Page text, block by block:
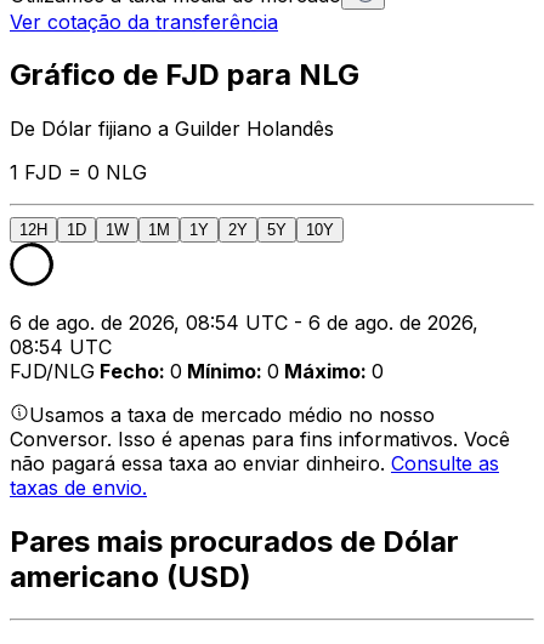
Ver cotação da transferência
Gráfico de FJD para NLG
De Dólar fijiano a Guilder Holandês
1 FJD = 0 NLG
12H 1D 1W 1M 1Y 2Y 5Y 10Y
6 de ago. de 2026, 08:54 UTC - 6 de ago. de 2026,
08:54 UTC
FJD/NLG Fecho: 0 Mínimo: 0 Máximo: 0
Usamos a taxa de mercado médio no nosso
Conversor. Isso é apenas para fins informativos. Você
não pagará essa taxa ao enviar dinheiro. Consulte as
taxas de envio.
Pares mais procurados de Dólar
americano (USD)